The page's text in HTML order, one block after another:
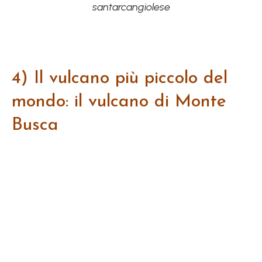
santarcangiolese
4) Il vulcano più piccolo del
mondo: il vulcano di Monte
Busca